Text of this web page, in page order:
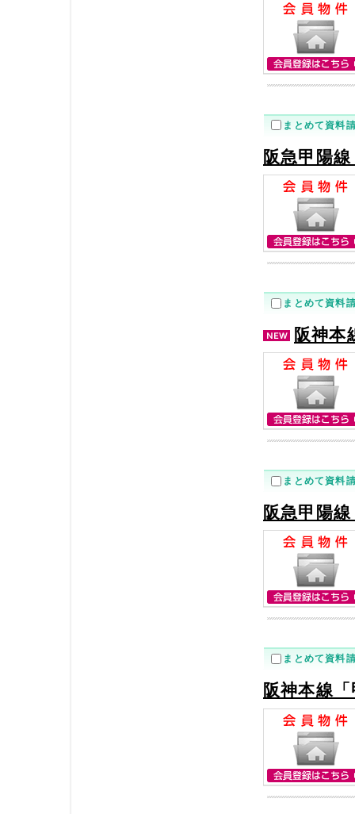
まとめて資料
阪急甲陽
まとめて資料
阪神本
まとめて資料
阪急甲陽
まとめて資料
阪神本線